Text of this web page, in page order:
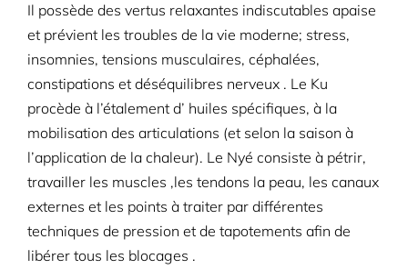
Il possède des vertus relaxantes indiscutables apaise
et prévient les troubles de la vie moderne; stress,
insomnies, tensions musculaires, céphalées,
constipations et déséquilibres nerveux . Le Ku
procède à l’étalement d’ huiles spécifiques, à la
mobilisation des articulations (et selon la saison à
l’application de la chaleur). Le Nyé consiste à pétrir,
travailler les muscles ,les tendons la peau, les canaux
externes et les points à traiter par différentes
techniques de pression et de tapotements afin de
libérer tous les blocages .